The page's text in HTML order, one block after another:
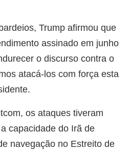
Trump afirmou que
assinado em junho
o discurso contra o
atacá-los com força esta
os ataques tiveram
capacidade do Irã de
navegação no Estreito de